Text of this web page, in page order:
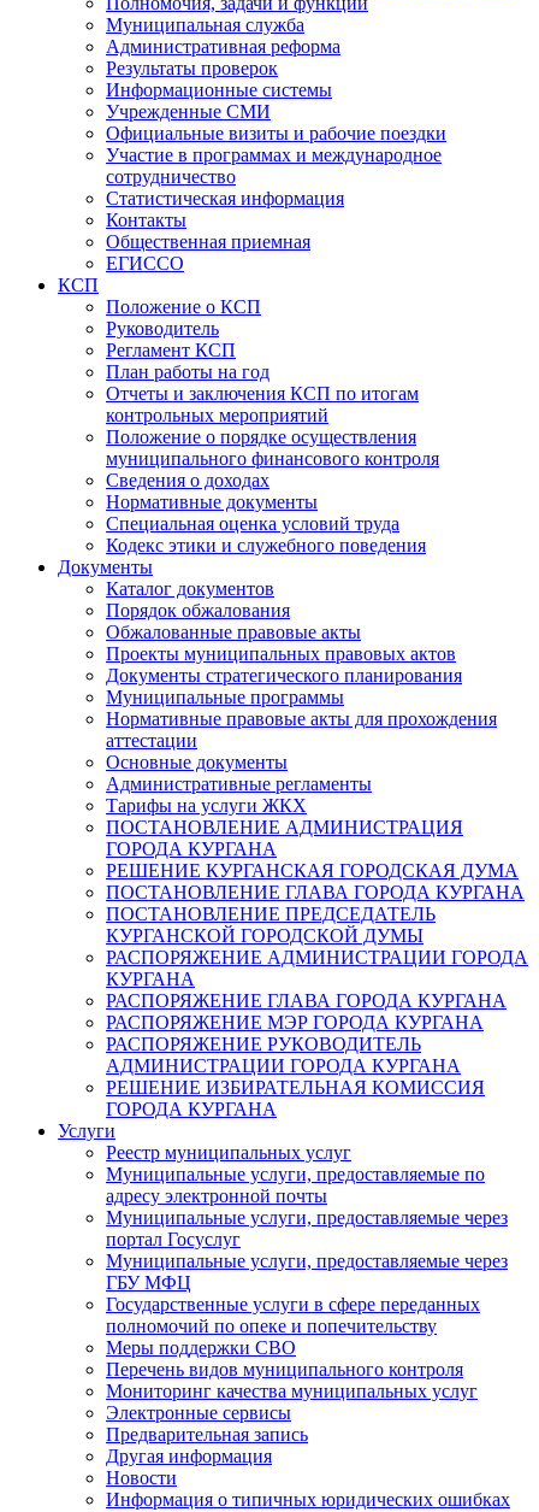
Муниципальная служба
Административная реформа
Результаты проверок
Информационные системы
Учрежденные СМИ
Официальные визиты и рабочие поездки
Участие в программах и международное
сотрудничество
Статистическая информация
Контакты
Общественная приемная
ЕГИССО
КСП
Положение о КСП
Руководитель
Регламент КСП
План работы на год
Отчеты и заключения КСП по итогам
контрольных мероприятий
Положение о порядке осуществления
муниципального финансового контроля
Сведения о доходах
Нормативные документы
Специальная оценка условий труда
Кодекс этики и служебного поведения
Документы
Каталог документов
Порядок обжалования
Обжалованные правовые акты
Проекты муниципальных правовых актов
Документы стратегического планирования
Муниципальные программы
Нормативные правовые акты для прохождения
аттестации
Основные документы
Административные регламенты
Тарифы на услуги ЖКХ
ПОСТАНОВЛЕНИЕ АДМИНИСТРАЦИЯ
ГОРОДА КУРГАНА
РЕШЕНИЕ КУРГАНСКАЯ ГОРОДСКАЯ ДУМА
ПОСТАНОВЛЕНИЕ ГЛАВА ГОРОДА КУРГАНА
ПОСТАНОВЛЕНИЕ ПРЕДСЕДАТЕЛЬ
КУРГАНСКОЙ ГОРОДСКОЙ ДУМЫ
РАСПОРЯЖЕНИЕ АДМИНИСТРАЦИИ ГОРОДА
КУРГАНА
РАСПОРЯЖЕНИЕ ГЛАВА ГОРОДА КУРГАНА
РАСПОРЯЖЕНИЕ МЭР ГОРОДА КУРГАНА
РАСПОРЯЖЕНИЕ РУКОВОДИТЕЛЬ
АДМИНИСТРАЦИИ ГОРОДА КУРГАНА
РЕШЕНИЕ ИЗБИРАТЕЛЬНАЯ КОМИССИЯ
ГОРОДА КУРГАНА
Услуги
Реестр муниципальных услуг
Муниципальные услуги, предоставляемые по
адресу электронной почты
Муниципальные услуги, предоставляемые через
портал Госуслуг
Муниципальные услуги, предоставляемые через
ГБУ МФЦ
Государственные услуги в сфере переданных
полномочий по опеке и попечительству
Меры поддержки СВО
Перечень видов муниципального контроля
Мониторинг качества муниципальных услуг
Электронные сервисы
Предварительная запись
Другая информация
Новости
Информация о типичных юридических ошибках